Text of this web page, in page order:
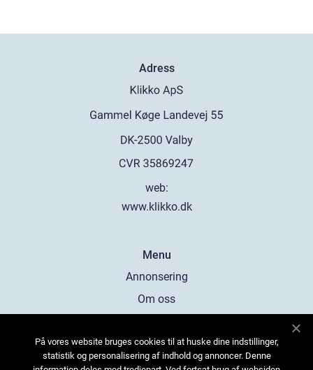
Adress
web:
www.klikko.dk
Menu
Annonsering
Om oss
Kontakta oss
Sitemap
På vores website bruges cookies til at huske dine indstillinger,
statistik og personalisering af indhold og annoncer. Denne